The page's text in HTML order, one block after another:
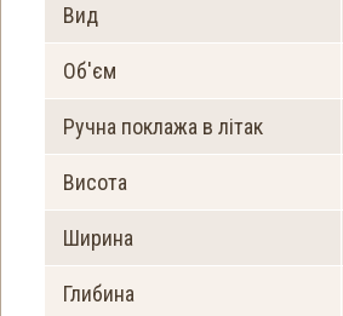
Вид
Об'єм
Ручна поклажа в літак
Висота
Ширина
Глибина